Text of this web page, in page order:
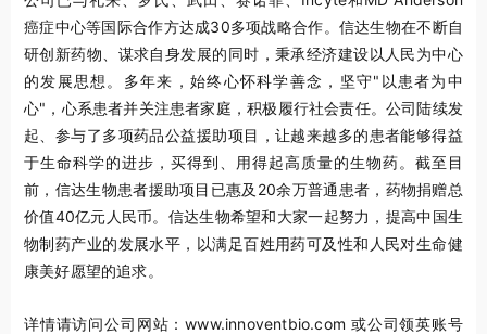
癌症中心等国际合作方达成30多项战略合作。信达生物在不断自
研创新药物、谋求自身发展的同时，秉承经济建设以人民为中心
的发展思想。多年来，始终心怀科学善念，坚守"以患者为中
心"，心系患者并关注患者家庭，积极履行社会责任。公司陆续发
起、参与了多项药品公益援助项目，让越来越多的患者能够得益
于生命科学的进步，买得到、用得起高质量的生物药。截至目
前，信达生物患者援助项目已惠及20余万普通患者，药物捐赠总
价值40亿元人民币。信达生物希望和大家一起努力，提高中国生
物制药产业的发展水平，以满足百姓用药可及性和人民对生命健
康美好愿望的追求。
详情请访问公司网站：www.innoventbio.com 或公司领英账号